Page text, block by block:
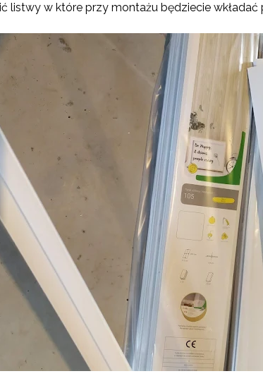
listwy w które przy montażu będziecie wkładać